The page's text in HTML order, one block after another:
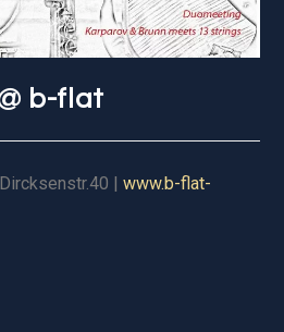
b-flat
|www.b-flat-